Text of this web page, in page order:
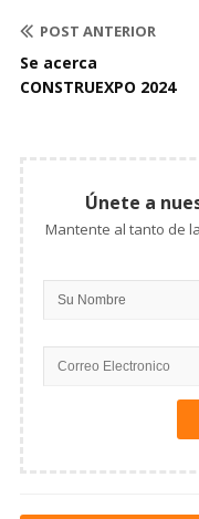
POST ANTERIOR
Se acerca
CONSTRUEXPO 2024
Únete a
Mantente al tanto de las